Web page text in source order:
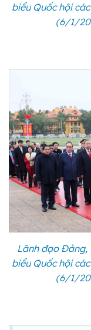
biểu Quốc hội
(6/1/
Lãnh đạo Đảng,
biểu Quốc hội
(6/1/